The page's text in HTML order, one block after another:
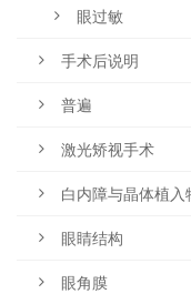
眼过敏
手术后说明
普遍
激光矫视手术
白内障与晶体植入
眼睛结构
眼角膜